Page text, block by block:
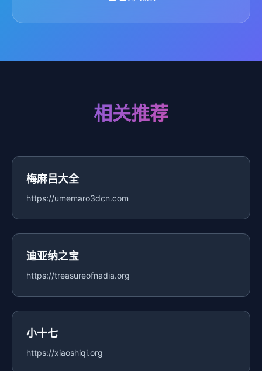
相关推荐
梅麻吕大全
https://umemaro3dcn.com
迪亚纳之宝
https://treasureofnadia.org
小十七
https://xiaoshiqi.org